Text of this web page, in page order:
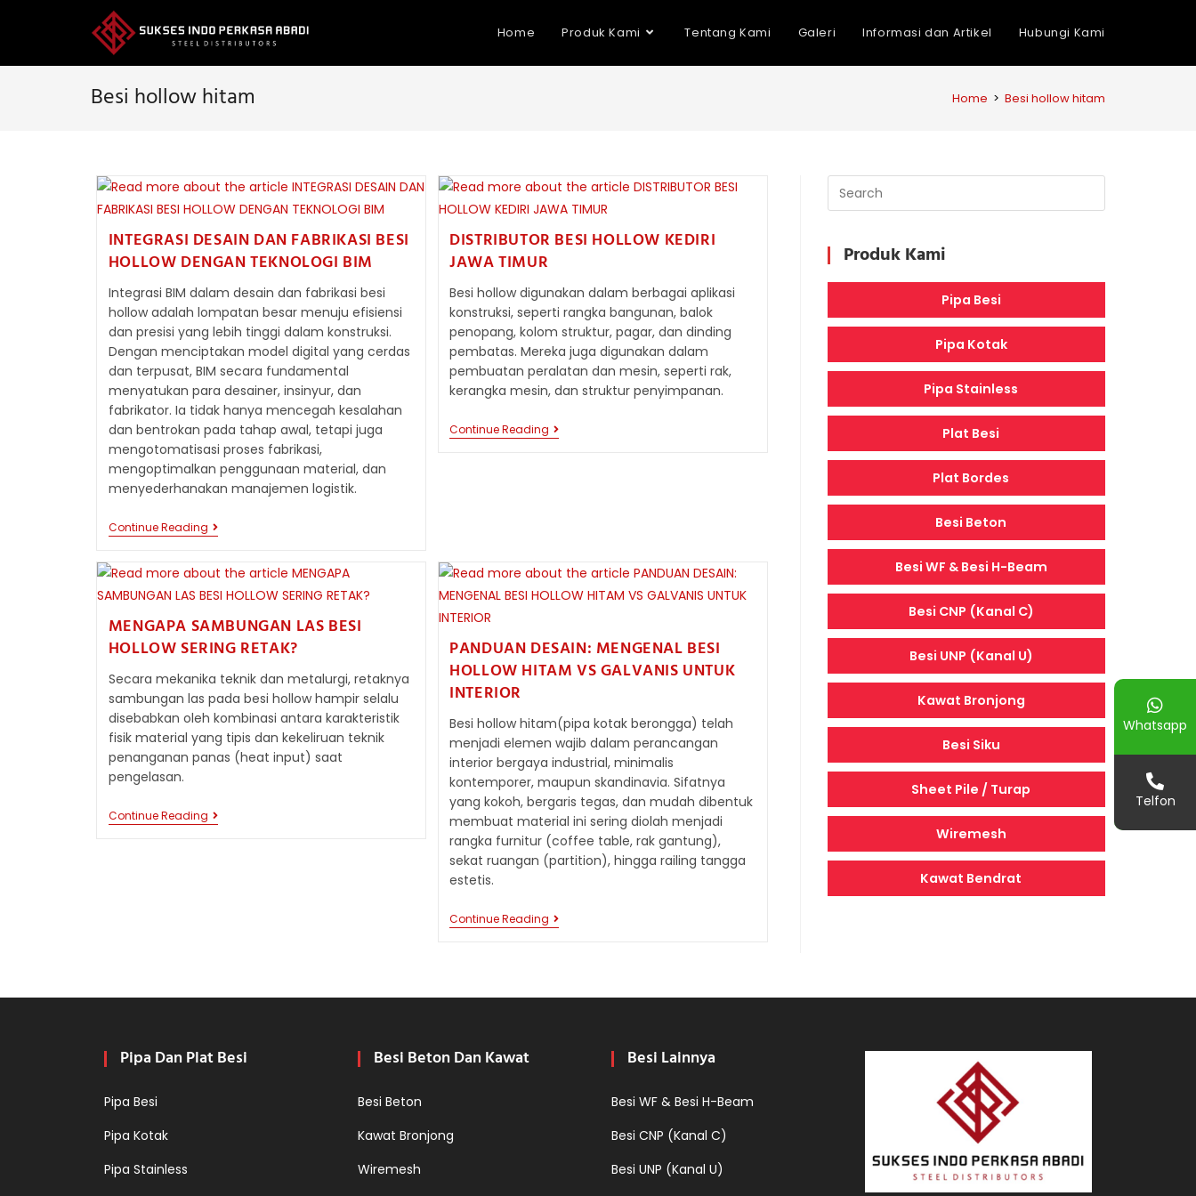
Home Produk Kami Tentang Kami Galeri Informasi dan Artikel Hubungi Kami
Besi hollow hitam Home > Besi hollow hitam
INTEGRASI DESAIN DAN FABRIKASI BESI
HOLLOW DENGAN TEKNOLOGI BIM
Integrasi BIM dalam desain dan fabrikasi besi
hollow adalah lompatan besar menuju efisiensi
dan presisi yang lebih tinggi dalam konstruksi.
Dengan menciptakan model digital yang cerdas
dan terpusat, BIM secara fundamental
menyatukan para desainer, insinyur, dan
fabrikator. Ia tidak hanya mencegah kesalahan
dan bentrokan pada tahap awal, tetapi juga
mengotomatisasi proses fabrikasi,
mengoptimalkan penggunaan material, dan
menyederhanakan manajemen logistik.
Continue ReadingINTEGRASI
DESAIN
FABRIKASI
HOLLOW
TEKNOLOGI
BIM
DISTRIBUTOR BESI HOLLOW KEDIRI
JAWA TIMUR
Besi hollow digunakan dalam berbagai aplikasi
konstruksi, seperti rangka bangunan, balok
penopang, kolom struktur, pagar, dan dinding
pembatas. Mereka juga digunakan dalam
pembuatan peralatan dan mesin, seperti rak,
kerangka mesin, dan struktur penyimpanan.
Continue Reading DISTRIBUTOR
BESI
MENGAPA SAMBUNGAN LAS BESI
HOLLOW SERING RETAK?
Secara mekanika teknik dan metalurgi, retaknya
sambungan las pada besi hollow hampir selalu
disebabkan oleh kombinasi antara karakteristik
fisik material yang tipis dan kekeliruan teknik
penanganan panas (heat input) saat
pengelasan.
Continue ReadingMENGAPA
SAMBUNGAN
PANDUAN DESAIN: MENGENAL BESI
HOLLOW HITAM VS GALVANIS UNTUK
INTERIOR
Besi hollow hitam(pipa kotak berongga) telah
menjadi elemen wajib dalam perancangan
interior bergaya industrial, minimalis
kontemporer, maupun skandinavia. Sifatnya
yang kokoh, bergaris tegas, dan mudah dibentuk
membuat material ini sering diolah menjadi
rangka furnitur (coffee table, rak gantung),
sekat ruangan (partition), hingga railing tangga
estetis.
Continue Reading PANDUAN
DESAIN:
Produk Kami
Pipa Besi
Pipa Kotak
Pipa Stainless
Plat Besi
Plat Bordes
Besi Beton
Besi WF & Besi H-Beam
Besi CNP (Kanal C)
Besi UNP (Kanal U)
Kawat Bronjong
Besi Siku
Sheet Pile / Turap
Wiremesh
Kawat Bendrat
Pipa Dan Plat Besi
Pipa Besi
Pipa Kotak
Pipa Stainless
Besi Beton Dan Kawat
Besi Beton
Kawat Bronjong
Wiremesh
Besi Lainnya
Besi WF & Besi H-Beam
Besi CNP (Kanal C)
Besi UNP (Kanal U)
Whatsapp
Telfon